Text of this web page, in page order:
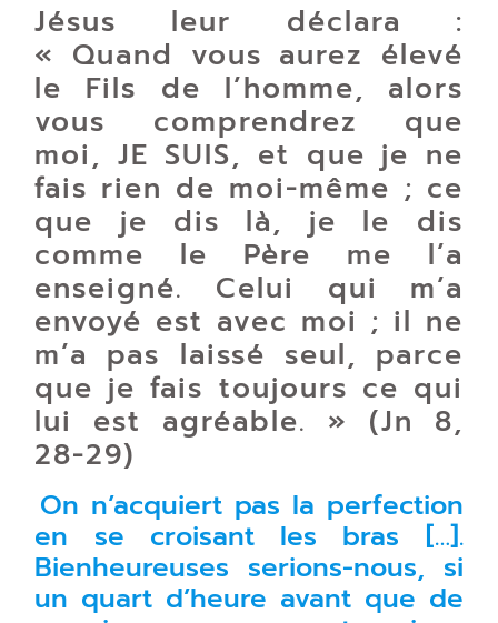
Jésus leur déclara :
« Quand vous aurez élevé
le Fils de l’homme, alors
vous comprendrez que
moi, JE SUIS, et que je ne
fais rien de moi-même ; ce
que je dis là, je le dis
comme le Père me l’a
enseigné. Celui qui m’a
envoyé est avec moi ; il ne
m’a pas laissé seul, parce
que je fais toujours ce qui
lui est agréable. » (Jn 8,
28-29)
On n’acquiert pas la perfection
en se croisant les bras […].
Bienheureuses serions-nous, si
un quart d’heure avant que de